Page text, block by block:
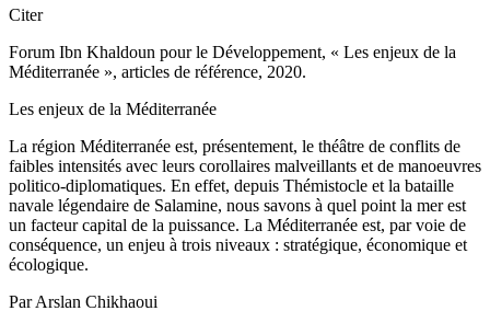
Citer
Forum Ibn Khaldoun pour le Développement, « Les enjeux de la
Méditerranée », articles de référence, 2020.
Les enjeux de la Méditerranée
La région Méditerranée est, présentement, le théâtre de conflits de
faibles intensités avec leurs corollaires malveillants et de manoeuvres
politico-diplomatiques. En effet, depuis Thémistocle et la bataille
navale légendaire de Salamine, nous savons à quel point la mer est
un facteur capital de la puissance. La Méditerranée est, par voie de
conséquence, un enjeu à trois niveaux : stratégique, économique et
écologique.
Par Arslan Chikhaoui